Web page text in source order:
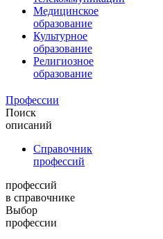
Медицинское
образование
Культурное
образование
Религиозное
образование
Профессии
Поиск
описаний
Справочник
профессий
профессий
в справочнике
Выбор
профессии